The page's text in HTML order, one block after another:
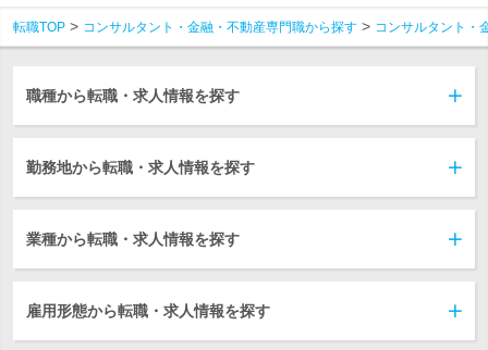
転職TOP コンサルタント・金融・不動産専門職から探す コンサルタント・
職種から転職・求人情報を探す
勤務地から転職・求人情報を探す
業種から転職・求人情報を探す
雇用形態から転職・求人情報を探す